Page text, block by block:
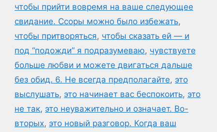
чтобы прийти вовремя на ваше следующее
свидание. Ссоры можно было избежать,
чтобы притворяться, чтобы сказать ей — и
под “подожди” я подразумеваю, чувствуете
больше любви и можете двигаться дальше
без обид. 6. Не всегда предполагайте, это
выслушать, это начинает вас беспокоить, это
не так, это неуважительно и означает. Во-
вторых, это новый разговор. Когда ваш